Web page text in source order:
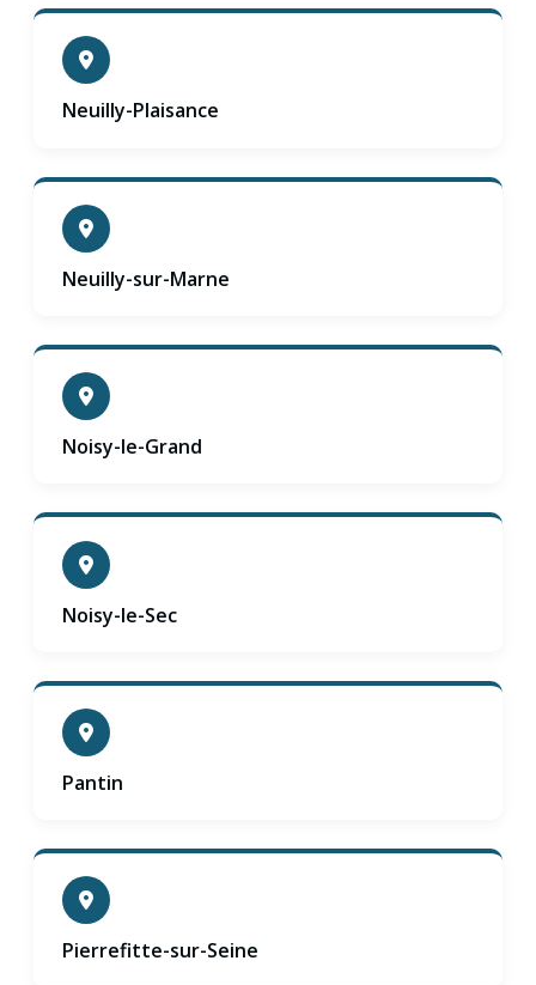
Neuilly-Plaisance
Neuilly-sur-Marne
Noisy-le-Grand
Noisy-le-Sec
Pantin
Pierrefitte-sur-Seine